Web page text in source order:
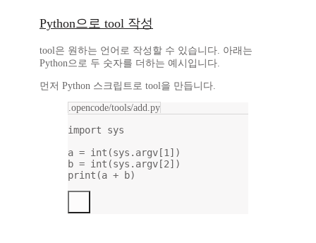
Python으로 tool 작성
tool은 원하는 언어로 작성할 수 있습니다. 아래는
Python으로 두 숫자를 더하는 예시입니다.
먼저 Python 스크립트로 tool을 만듭니다.
.opencode/tools/add.py
import sys
a = int (sys.argv[1 ])
b = int (sys.argv[2])
print (a + b)